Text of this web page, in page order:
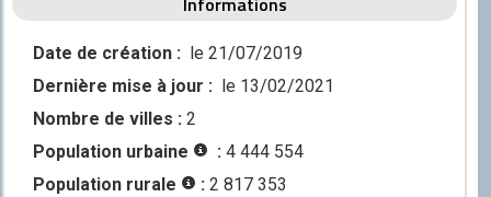
Date de création : le 21/07/2019
Dernière mise à jour : le 13/02/2021
Nombre de villes : 2
Population urbaine
: 4 444 554
Population rurale
: 2 817 353